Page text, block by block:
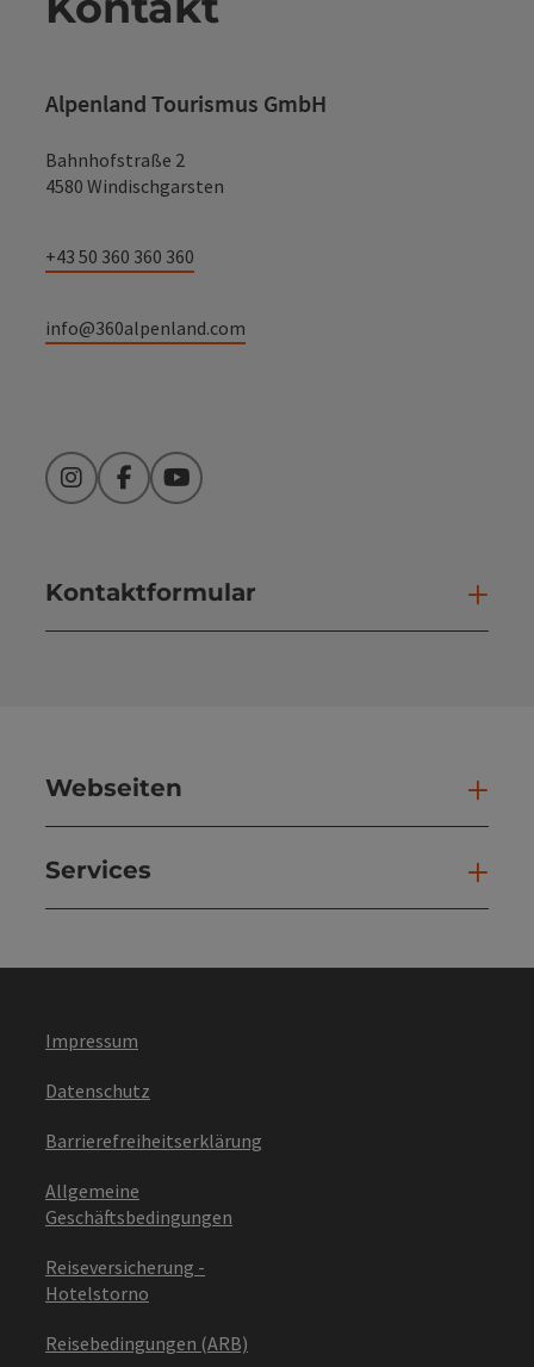
Alpenland Tourismus GmbH
Bahnhofstraße 2
4580 Windischgarsten
+43 50 360 360 360
info@360alpenland.com
InstagramFacebookYouTube
Kontaktformular
Webseiten
Services
Impressum
Datenschutz
Barrierefreiheitserklärung
Allgemeine
Geschäftsbedingungen
Reiseversicherung -
Hotelstorno
Reisebedingungen (ARB)